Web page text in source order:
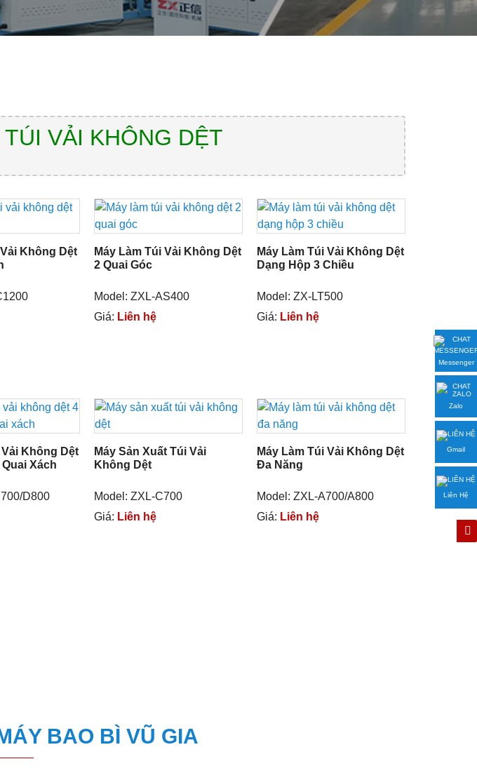
VẢI KHÔNG DỆT
Không Dệt
Máy Làm Túi Vải Không Dệt
2 Quai Góc
Model: ZXL-AS400
Giá: Liên hệ
Máy Làm Túi Vải Không Dệt
Dạng Hộp 3 Chiều
Model: ZX-LT500
Giá: Liên hệ
Vải Không Dệt
Xách
D800
Máy Sản Xuất Túi Vải
Không Dệt
Model: ZXL-C700
Giá: Liên hệ
Máy Làm Túi Vải Không Dệt
Đa Năng
Model: ZXL-A700/A800
Giá: Liên hệ
BAO BÌ VŨ GIA
Messenger
Zalo
Gmail
Liên Hệ